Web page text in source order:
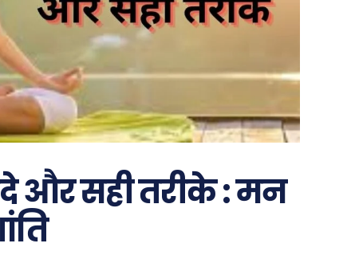
और सही तरीके : मन